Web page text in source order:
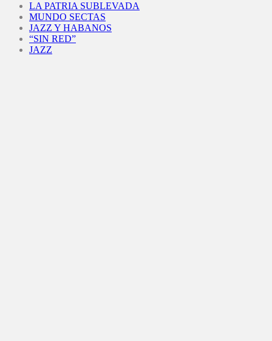
LA PATRIA SUBLEVADA
MUNDO SECTAS
JAZZ Y HABANOS
“SIN RED”
JAZZ